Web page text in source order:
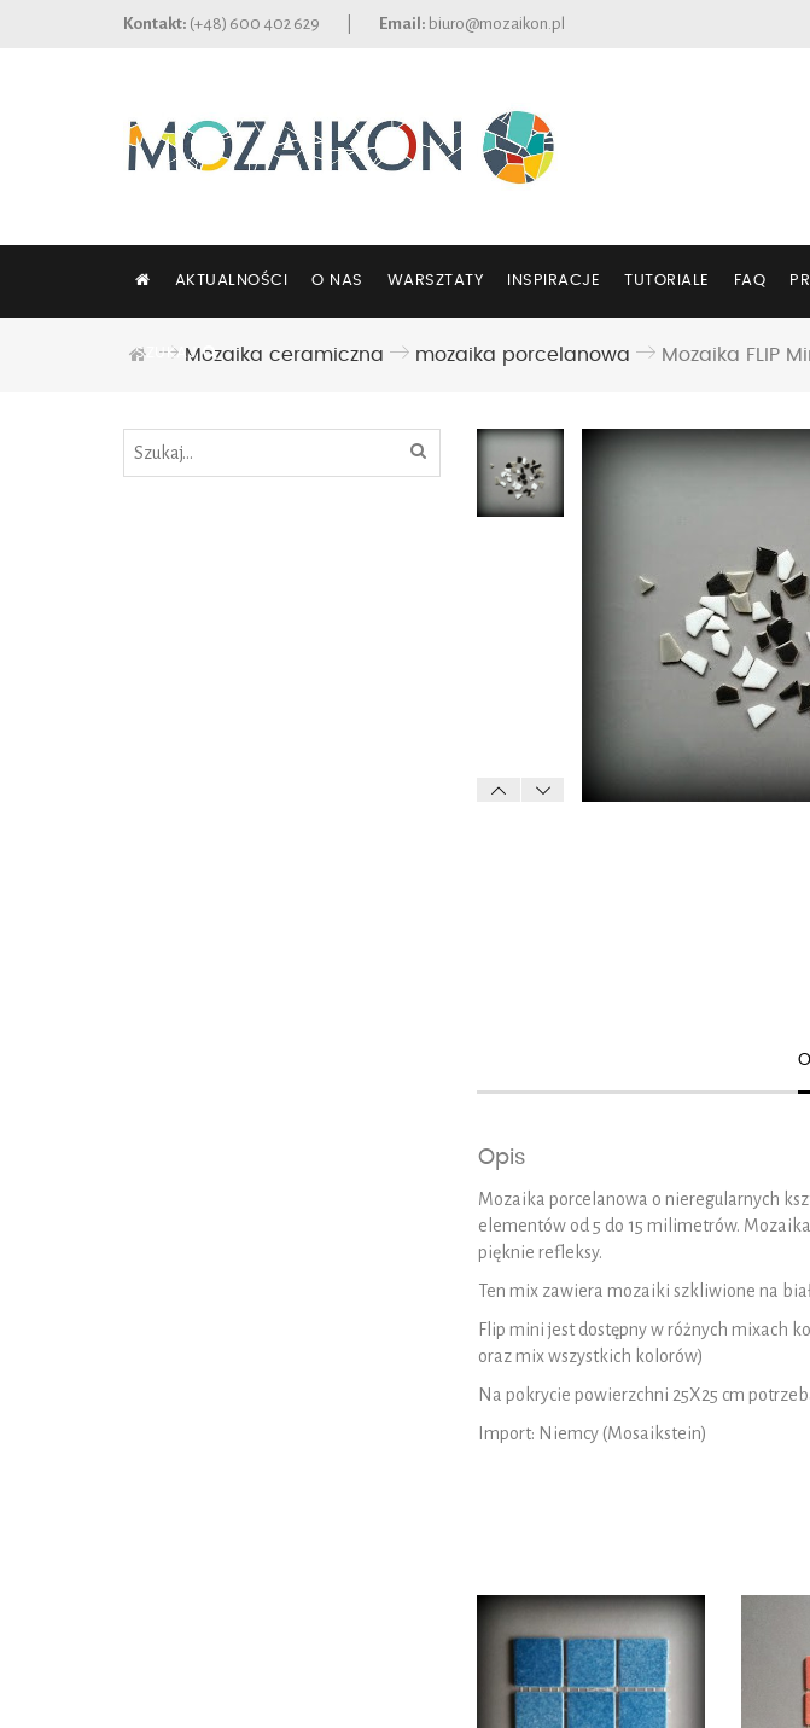
Kontakt: (+48) 600 402 629 Email: biuro@mozaikon.pl
AKTUALNOŚCI O NAS WARSZTATY INSPIRACJE TUTORIALE FAQ
SZUKAJMozaika ceramiczna mozaika porcelanowa Mozaika FLIP
Opis
Mozaika porcelanowa o nieregularnych
elementów od 5 do 15 milimetrów.
pięknie refleksy.
Ten mix zawiera mozaiki szkliwione na
Flip mini jest dostępny w różnych mixach
oraz mix wszystkich kolorów)
Na pokrycie powierzchni 25X25 cm
Import: Niemcy (Mosaikstein)